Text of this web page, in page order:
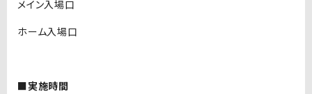
メイン入場口
ホーム入場口
■実施時間